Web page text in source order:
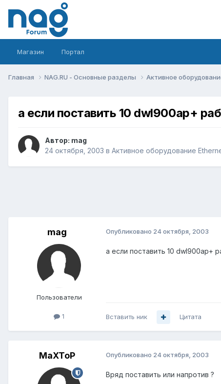
Магазин Портал
Главная NAG.RU - Основные разделы Активное
а если поставить 10 dwl900ap+
Автор: mag
24 октября, 2003 в Активное оборудование
mag
Пользователи
1
Опубликовано 24 октября, 2003
а если поставить 10 dwl900ap+
Вставить ник Цитата
MaXToP Опубликовано 24 октября, 2003
Вряд поставить или напротив ?